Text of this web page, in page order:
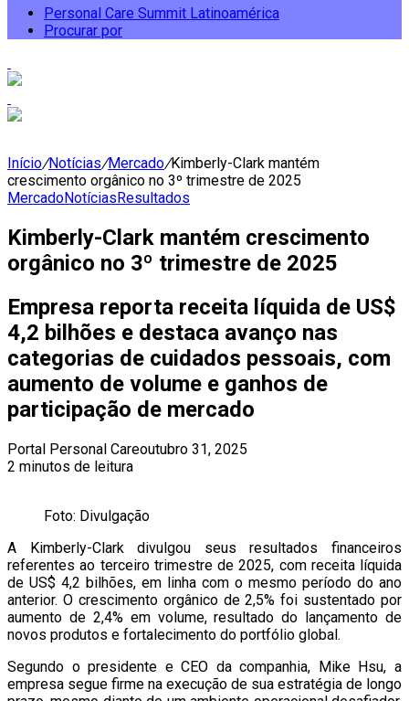
Personal Care Summit Latinoamérica
Procurar por
Início/Notícias/Mercado/Kimberly-Clark mantém
crescimento orgânico no 3º trimestre de 2025
MercadoNotíciasResultados
Kimberly-Clark mantém crescimento
orgânico no 3º trimestre de 2025
Empresa reporta receita líquida de US$
4,2 bilhões e destaca avanço nas
categorias de cuidados pessoais, com
aumento de volume e ganhos de
participação de mercado
Portal Personal Careoutubro 31, 2025
2 minutos de leitura
Foto: Divulgação
A Kimberly-Clark divulgou seus resultados financeiros
referentes ao terceiro trimestre de 2025, com receita líquida
de US$ 4,2 bilhões, em linha com o mesmo período do ano
anterior. O crescimento orgânico de 2,5% foi sustentado por
aumento de 2,4% em volume, resultado do lançamento de
novos produtos e fortalecimento do portfólio global.
Segundo o presidente e CEO da companhia, Mike Hsu, a
empresa segue firme na execução de sua estratégia de longo